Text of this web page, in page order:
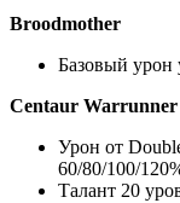
Broodmother
Базовый урон
Centaur Warrunner
Урон от
60/80/100/
Талант 20